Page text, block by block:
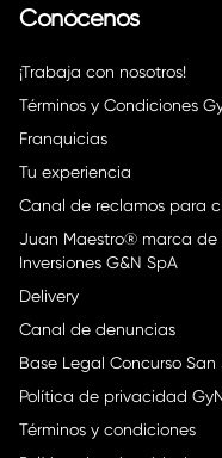
Conócenos
¡Trabaja con nosotros!
Términos y Condiciones
Franquicias
Tu experiencia
Canal de reclamos para
Juan Maestro® marca de
Inversiones G&N SpA
Delivery
Canal de denuncias
Base Legal Concurso San
Política de privacidad
Términos y condiciones